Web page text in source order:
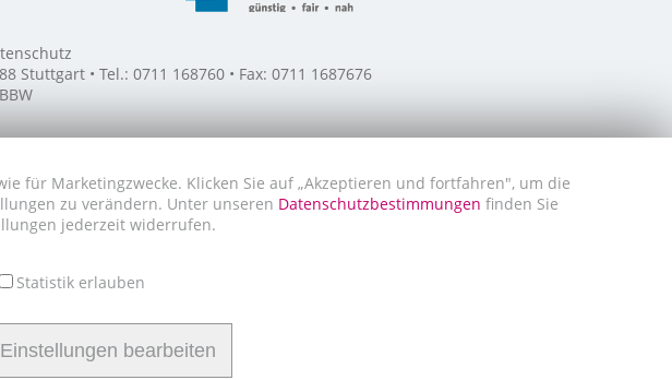
Stuttgart • Tel.: 0711 168760 • Fax: 0711 1687676
für Marketingzwecke. Klicken Sie auf „Akzeptieren und fortfahren", um die
zu verändern. Unter unseren Datenschutzbestimmungen finden Sie
jederzeit widerrufen.
Statistik erlauben
Einstellungen bearbeiten